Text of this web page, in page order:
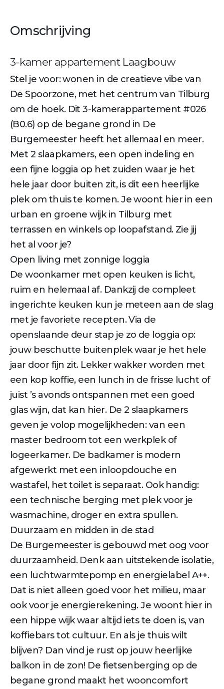
Omschrijving
3-kamer appartement Laagbouw
Stel je voor: wonen in de creatieve vibe van
De Spoorzone, met het centrum van Tilburg
om de hoek. Dit 3-kamerappartement #026
(B0.6) op de begane grond in De
Burgemeester heeft het allemaal en meer.
Met 2 slaapkamers, een open indeling en
een fijne loggia op het zuiden waar je het
hele jaar door buiten zit, is dit een heerlijke
plek om thuis te komen. Je woont hier in een
urban en groene wijk in Tilburg met
terrassen en winkels op loopafstand. Zie jij
het al voor je?
Open living met zonnige loggia
De woonkamer met open keuken is licht,
ruim en helemaal af. Dankzij de compleet
ingerichte keuken kun je meteen aan de slag
met je favoriete recepten. Via de
openslaande deur stap je zo de loggia op:
jouw beschutte buitenplek waar je het hele
jaar door fijn zit. Lekker wakker worden met
een kop koffie, een lunch in de frisse lucht of
juist ’s avonds ontspannen met een goed
glas wijn, dat kan hier. De 2 slaapkamers
geven je volop mogelijkheden: van een
master bedroom tot een werkplek of
logeerkamer. De badkamer is modern
afgewerkt met een inloopdouche en
wastafel, het toilet is separaat. Ook handig:
een technische berging met plek voor je
wasmachine, droger en extra spullen.
Duurzaam en midden in de stad
De Burgemeester is gebouwd met oog voor
duurzaamheid. Denk aan uitstekende isolatie,
een luchtwarmtepomp en energielabel A++.
Dat is niet alleen goed voor het milieu, maar
ook voor je energierekening. Je woont hier in
een hippe wijk waar altijd iets te doen is, van
koffiebars tot cultuur. En als je thuis wilt
blijven? Dan vind je rust op jouw heerlijke
balkon in de zon! De fietsenberging op de
begane grond maakt het wooncomfort